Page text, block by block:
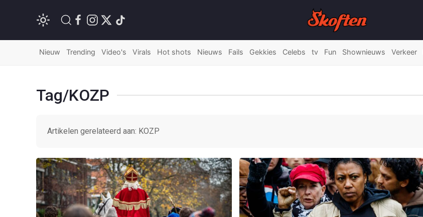
Nieuw Trending Video's Virals Hot shots Nieuws Fails Gekkies Celebs tv Fun Shownieuws Verkeer
Tag/KOZP
Artikelen gerelateerd aan: KOZP